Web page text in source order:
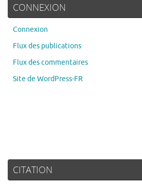
CONNEXION
Connexion
Flux des publications
Flux des commentaires
Site de WordPress-FR
CITATION